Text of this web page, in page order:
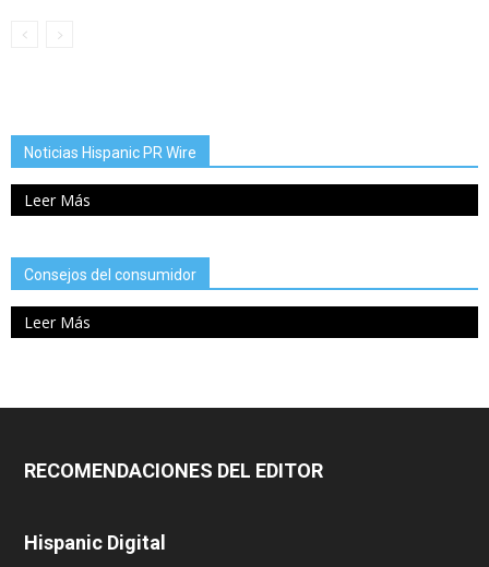
Noticias Hispanic PR Wire
Leer Más
Consejos del consumidor
Leer Más
RECOMENDACIONES DEL EDITOR
Hispanic Digital